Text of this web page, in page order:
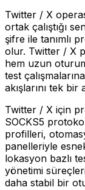
Twitter / X
ortak çalıştığı
şifre ile tanımlı
olur. Twitter / X
hem uzun
test
akışlarını tek
Twitter / X için
SOCKS5
profilleri,
panelleriyle
lokasyon bazlı
yönetimi
daha stabil bir